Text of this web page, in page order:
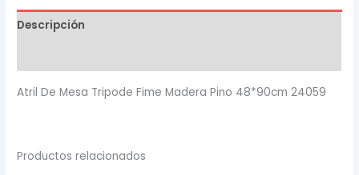
Madera
Pino
24059
cantidad
Descripción
Atril De Mesa Tripode Fime Madera Pino 48*90cm 24059
Productos relacionados